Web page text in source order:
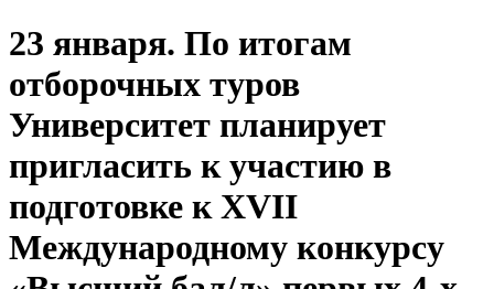
23 января. По итогам
отборочных туров
Университет планирует
пригласить к участию в
подготовке к ХVII
Международному конкурсу